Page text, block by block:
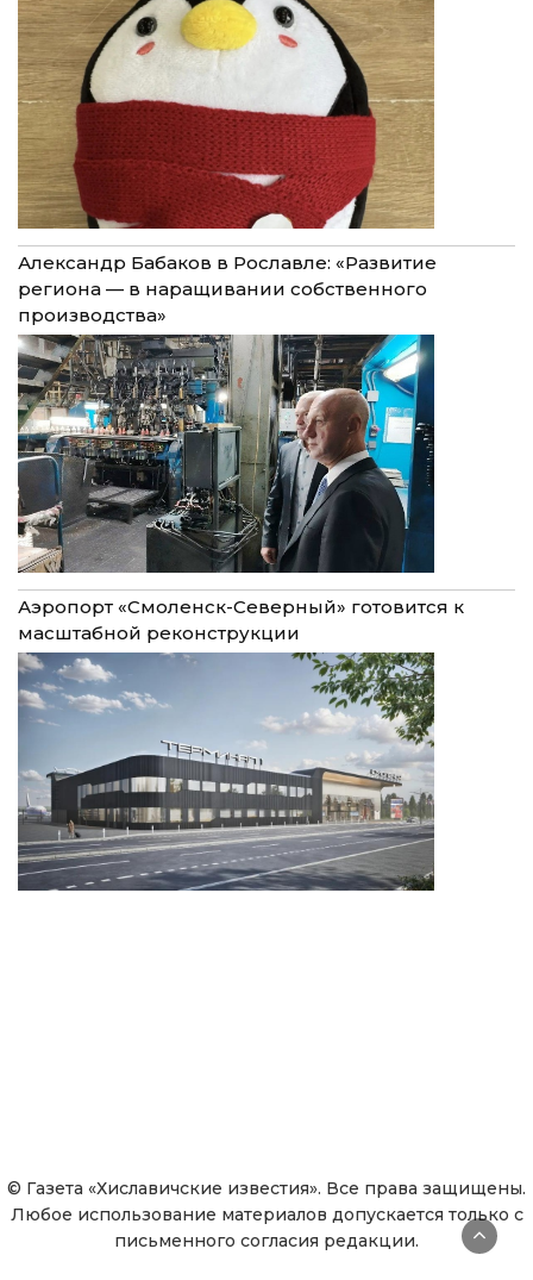
Александр Бабаков в Рославле: «Развитие
региона — в наращивании собственного
производства»
Аэропорт «Смоленск-Северный» готовится к
масштабной реконструкции
© Газета «Хиславичские известия». Все права защищены.
Любое использование материалов допускается только с
письменного согласия редакции.